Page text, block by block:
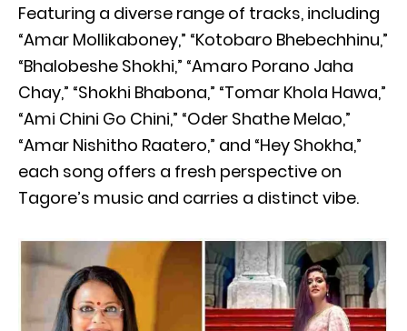
Featuring a diverse range of tracks, including
“Amar Mollikaboney,” “Kotobaro Bhebechhinu,”
“Bhalobeshe Shokhi,” “Amaro Porano Jaha
Chay,” “Shokhi Bhabona,” “Tomar Khola Hawa,”
“Ami Chini Go Chini,” “Oder Shathe Melao,”
“Amar Nishitho Raatero,” and “Hey Shokha,”
each song offers a fresh perspective on
Tagore’s music and carries a distinct vibe.